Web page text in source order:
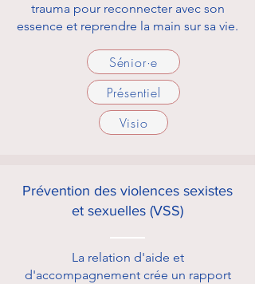
trauma pour reconnecter avec son
essence et reprendre la main sur sa vie.
Sénior·e
Présentiel
Visio
Prévention des violences sexistes
et sexuelles (VSS)
La relation d'aide et
d'accompagnement crée un rapport